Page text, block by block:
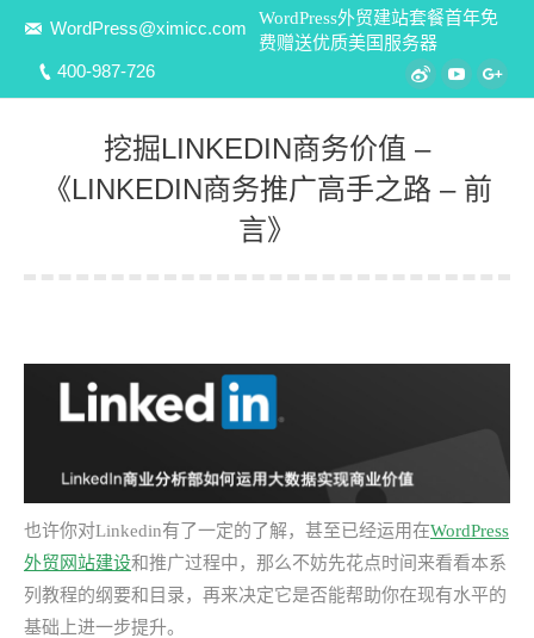
WordPress@ximicc.com
400-987-726
WordPress外贸建站套餐首年免
费赠送优质美国服务器
WeiboYouTube
挖掘LINKEDIN商务价值 –
《LINKEDIN商务推广高手之路 – 前
言》
也许你对Linkedin有了一定的了解，甚至已经运用在WordPress
外贸网站建设和推广过程中，那么不妨先花点时间来看看本系
列教程的纲要和目录，再来决定它是否能帮助你在现有水平的
基础上进一步提升。